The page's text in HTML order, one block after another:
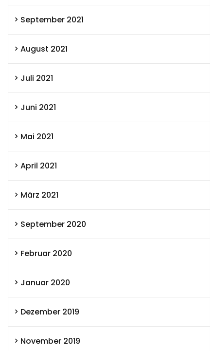
September 2021
August 2021
Juli 2021
Juni 2021
Mai 2021
April 2021
März 2021
September 2020
Februar 2020
Januar 2020
Dezember 2019
November 2019